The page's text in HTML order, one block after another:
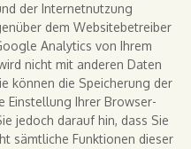
der Internetnutzung
dem Websitebetreiber
Analytics von Ihrem
nicht mit anderen Daten
können die Speicherung der
Einstellung Ihrer Browser-
jedoch darauf hin, dass Sie
sämtliche Funktionen dieser